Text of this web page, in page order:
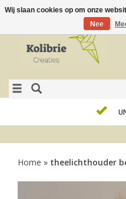
Home » theelichthouder
Wij slaan cookies op om onze
Nee